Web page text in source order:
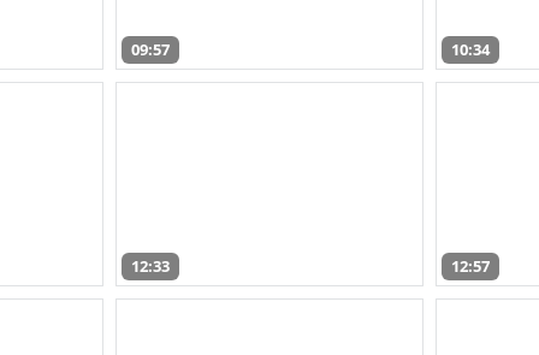
09:57 10:34
12:33 12:57